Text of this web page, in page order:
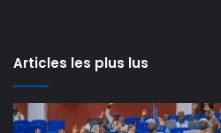
Articles les plus lus
Can
féminine